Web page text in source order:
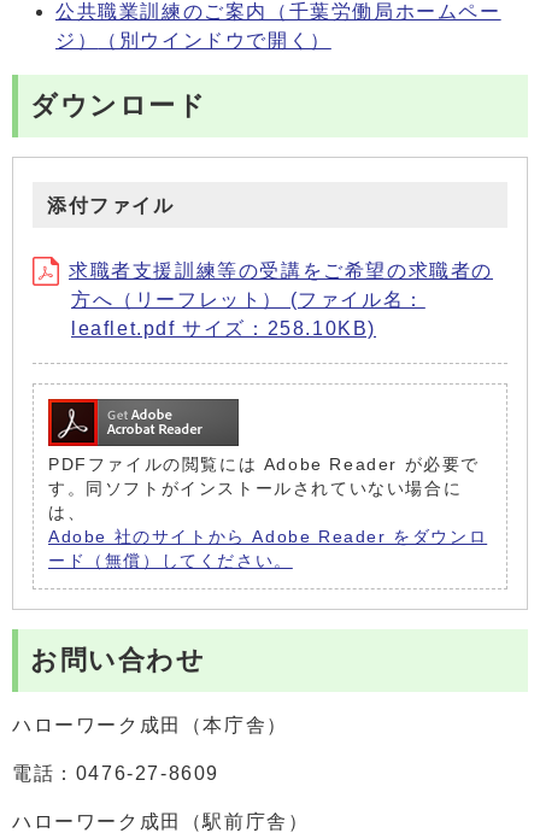
公共職業訓練のご案内（千葉労働局ホームペー
ジ）
（別ウインドウで開く）
ダウンロード
添付ファイル
求職者支援訓練等の受講をご希望の求職者の
方へ（リーフレット） (ファイル名：
leaflet.pdf サイズ：258.10KB)
PDFファイルの閲覧には Adobe Reader が必要で
す。同ソフトがインストールされていない場合に
は、
Adobe 社のサイトから Adobe Reader をダウンロ
ード（無償）してください。
お問い合わせ
ハローワーク成田（本庁舎）
電話：0476-27-8609
ハローワーク成田（駅前庁舎）